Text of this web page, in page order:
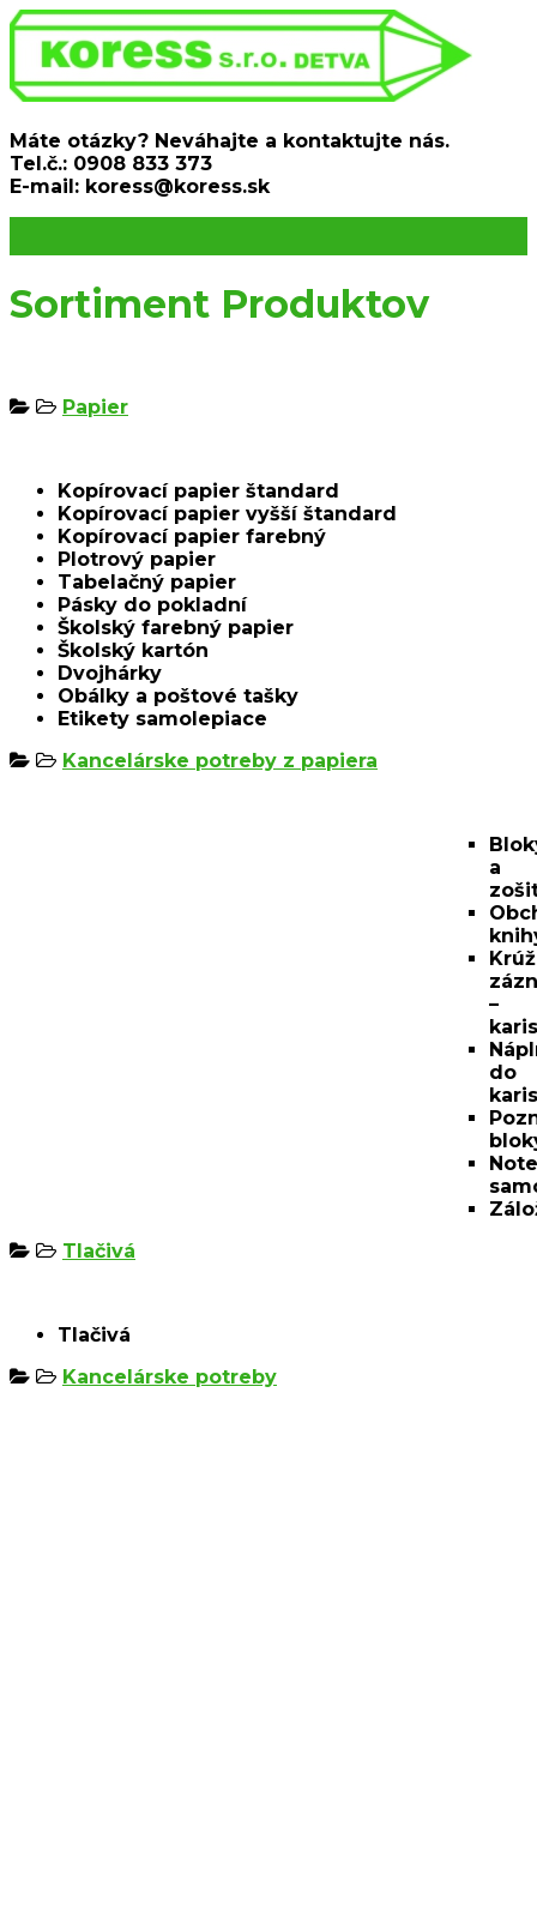
Máte otázky? Neváhajte a kontaktujte nás.
Tel.č.: 0908 833 373
E-mail: koress@koress.sk
Sortiment Produktov
Papier
Kopírovací papier štandard
Kopírovací papier vyšší štandard
Kopírovací papier farebný
Plotrový papier
Tabelačný papier
Pásky do pokladní
Školský farebný papier
Školský kartón
Dvojhárky
Obálky a poštové tašky
Etikety samolepiace
Kancelárske potreby z papiera
a
–
do
Tlačivá
Tlačivá
Kancelárske potreby